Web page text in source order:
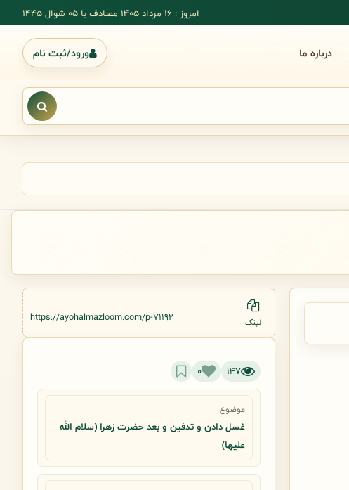
امروز : 16 مرداد 1405 مصادف با ۰۵ شوال ۱۴۴۵
درباره ما ورود/ثبت نام
لینک https://ayohalmazloom.com/p-71192
147
0
موضوع
غسل دادن و تدفین و بعد حضرت زهرا (سلام الله
علیها)